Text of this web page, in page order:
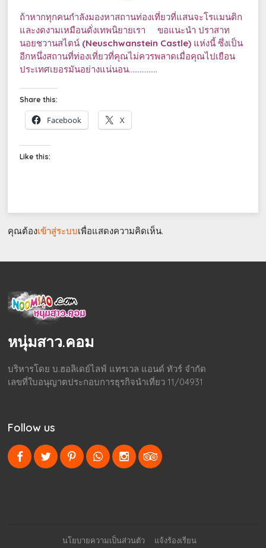
ถ้าหากทุกคนกำลังมองหาสถานท่องเที่ยวที่แสนจะโรแมนติก
และงดงามเหมือนดั่งเทพนิยายเรา ขอแนะนำ ปราสาท
นอยชวานสไตน์ (Neuschwanstein Castle) แห่งนี้ ซึ่งเป็น
อีกหนึ่งสถานที่ท่องเที่ยวที่คุณไม่ควรพลาดเมื่อคุณไปเยือน
ประเทศเยอรมันอย่างแน่นอน…………….
Share this:
Facebook X
Like this:
คุณต้องเข้าสู่ระบบเพื่อแสดงความคิดเห็น.
หนุ่มสาว.คอม
บริหารโดย บ.ฮอลิเดย์ไลฟ์ แทรเวล แอนด์ ทัวร์ จำกัด
เลขที่ใบอนุญาตประกอบการธุรกิจนำเที่ยว 11/04931
Follow us
นโยบายความเป็นส่วนตัว แจ้งร้องเรียน